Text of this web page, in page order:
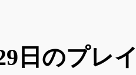
日のプレ